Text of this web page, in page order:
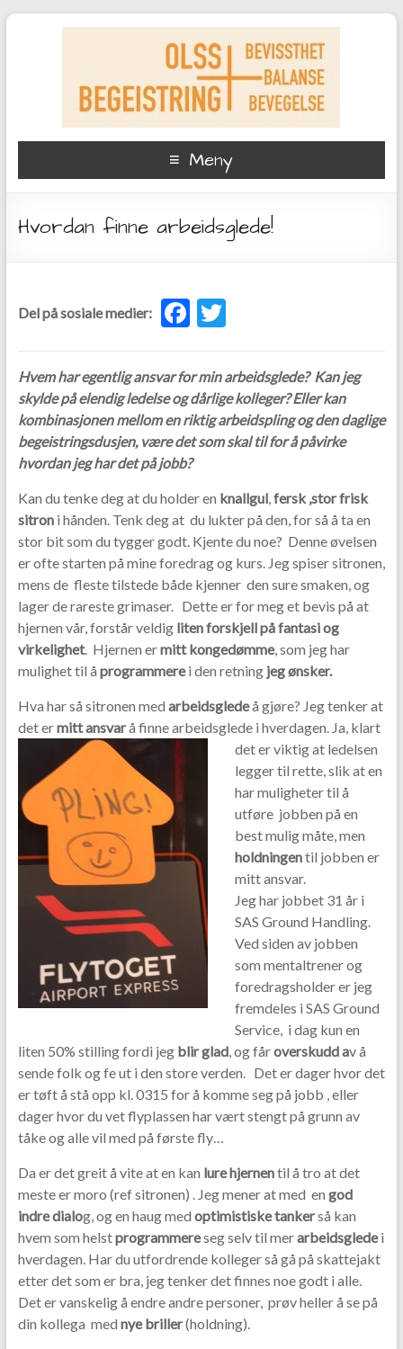
Meny
Hvordan finne arbeidsglede!
Del på sosiale medier:
F
e
b
o
o
T
itt
er
Hvem har egentlig ansvar for min arbeidsglede? Kan jeg
skylde på elendig ledelse og dårlige kolleger? Eller kan
kombinasjonen mellom en riktig arbeidspling og den daglige
begeistringsdusjen, være det som skal til for å påvirke
hvordan jeg har det på jobb?
Kan du tenke deg at du holder en knallgul,fersk ,stor frisk
sitroni hånden. Tenk deg at du lukter på den, for så å ta en
stor bit som du tygger godt. Kjente du noe? Denne øvelsen
er ofte starten på mine foredrag og kurs. Jeg spiser sitronen,
mens de fleste tilstede både kjenner den sure smaken, og
lager de rareste grimaser. Dette er for meg et bevis på at
hjernen vår, forstår veldig liten forskjell på fantasi og
virkelighet. Hjernen ermitt kongedømme, som jeg har
mulighet til å programmerei den retning jeg ønsker.
Hva har så sitronen med arbeidsgledeå gjøre? Jeg tenker at
det ermitt ansvarå finne arbeidsglede i hverdagen.Ja, klart
det er viktig at ledelsen
legger til rette, slik at en
har muligheter til å
utføre jobben på en
best mulig måte, men
holdningentil jobben er
mitt ansvar.
Jeg har jobbet 31 år i
SAS Ground Handling.
Ved siden av jobben
som mentaltrener og
foredragsholder er jeg
fremdeles i SAS Ground
Service, i dag kun en
liten 50% stilling fordi jeg blir glad, og fåroverskudd av å
sende folk og fe ut i den store verden. Det er dager hvor det
er tøft å stå opp kl. 0315 for å komme seg på jobb , eller
dager hvor du vet flyplassen har vært stengt på grunn av
tåke og alle vil med på første fly…
Da er det greit å vite at en kan lure hjernentil å tro at det
meste er moro (ref sitronen) . Jeg mener at med en god
indre dialog, og en haug med optimistisketankerså kan
hvem som helstprogrammereseg selv til merarbeidsgledei
hverdagen. Har du utfordrende kolleger så gå på skattejakt
etter det som er bra, jeg tenker det finnes noe godt i alle.
Det er vanskelig å endre andre personer, prøv heller å se på
din kollega med nye briller(holdning).